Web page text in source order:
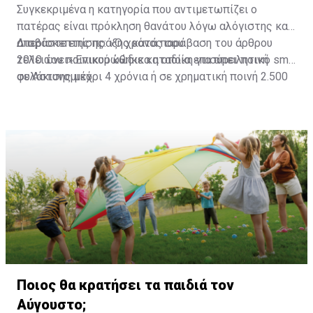
Συγκεκριμένα η κατηγορία που αντιμετωπίζει ο
πατέρας είναι πρόκληση θανάτου λόγω αλόγιστης και
απερίσκεπτης πράξης κατά παράβαση του άρθρου
2010 του ποινικού κώδικα η οποία επισύρει ποινή
φυλάκισης μέχρι 4 χρόνια ή σε χρηματική ποινή 2.500
Διαβάστε επίσης:«Ο χρόνος σου
τελειώνει»:Επικυρώθηκε καταδίκη για απειλητικό sms
σε Αστυνομικό
Ποιος θα κρατήσει τα παιδιά τον
Αύγουστο;